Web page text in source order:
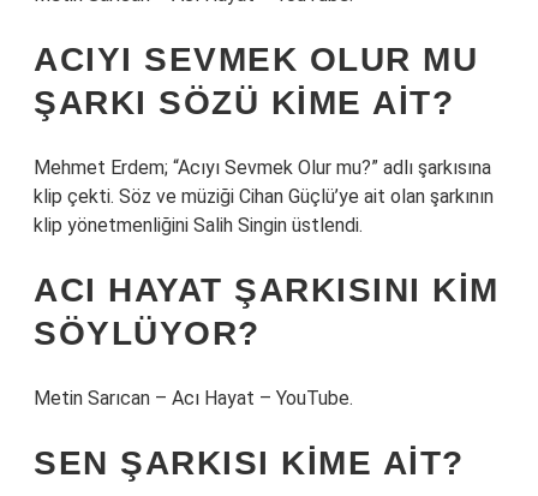
ACIYI SEVMEK OLUR MU
ŞARKI SÖZÜ KIME AIT?
Mehmet Erdem; “Acıyı Sevmek Olur mu?” adlı şarkısına
klip çekti. Söz ve müziği Cihan Güçlü’ye ait olan şarkının
klip yönetmenliğini Salih Singin üstlendi.
ACI HAYAT ŞARKISINI KIM
SÖYLÜYOR?
Metin Sarıcan – Acı Hayat – YouTube.
SEN ŞARKISI KIME AIT?